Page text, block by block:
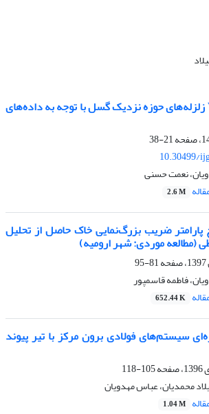
نسبت پاسخ طیفیV/H زلزله‌های حوزه نزدیک گسل با توجه به داده‌های
21-38
10.30499/
نعمت حسنی
2.6 M
پارامتر ضریب بزرگ‌نمایی خاک حاصل از تحلیل
(مطالعه موردی: شهر ارومیه)
81-95
فاطمه قاسمپور
652.44 K
سیستم‌های فولادی برون مرکز با تیر پیوند
105-118
محمدیان، عباس مهدویان
1.04 M